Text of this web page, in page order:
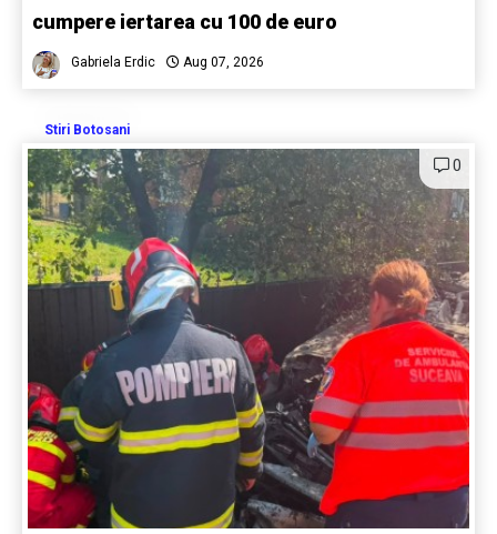
cumpere iertarea cu 100 de euro
Gabriela Erdic Aug 07, 2026
Stiri Botosani
0